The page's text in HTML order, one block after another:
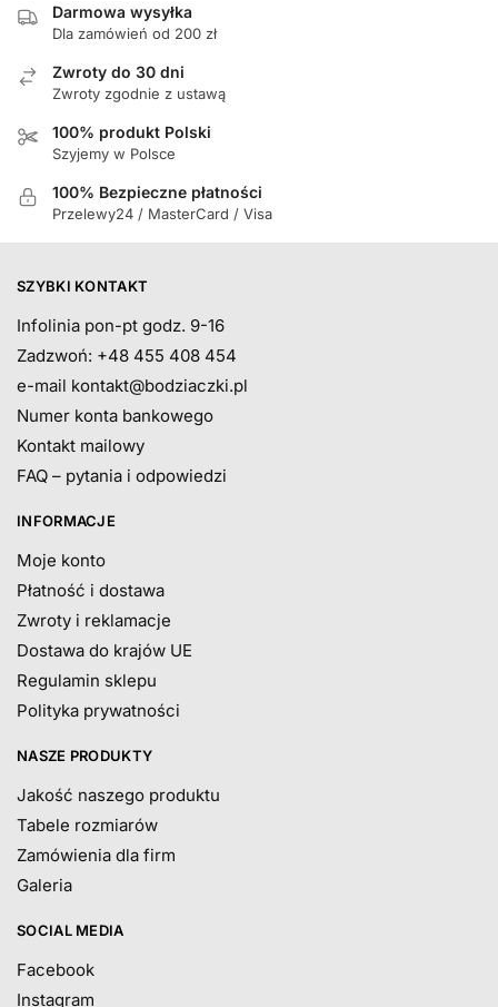
Darmowa wysyłka
Dla zamówień od 200 zł
Zwroty do 30 dni
Zwroty zgodnie z ustawą
100% produkt Polski
Szyjemy w Polsce
100% Bezpieczne płatności
Przelewy24 / MasterCard / Visa
SZYBKI KONTAKT
Infolinia pon-pt godz. 9-16
Zadzwoń: +48 455 408 454
e-mail kontakt@bodziaczki.pl
Numer konta bankowego
Kontakt mailowy
FAQ – pytania i odpowiedzi
INFORMACJE
Moje konto
Płatność i dostawa
Zwroty i reklamacje
Dostawa do krajów UE
Regulamin sklepu
Polityka prywatności
NASZE PRODUKTY
Jakość naszego produktu
Tabele rozmiarów
Zamówienia dla firm
Galeria
SOCIAL MEDIA
Facebook
Instagram